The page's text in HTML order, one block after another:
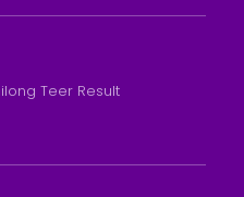
Teer Result